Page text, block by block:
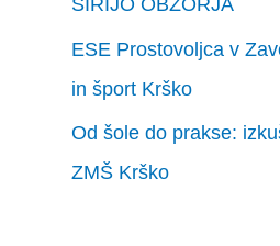
ESE Prostovoljca v
in šport Krško
Od šole do prakse:
ZMŠ Krško